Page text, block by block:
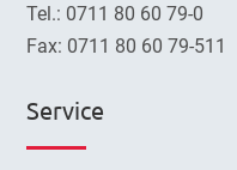
Tel.: 0711 80 60 79-0
Fax: 0711 80 60 79-511
Service